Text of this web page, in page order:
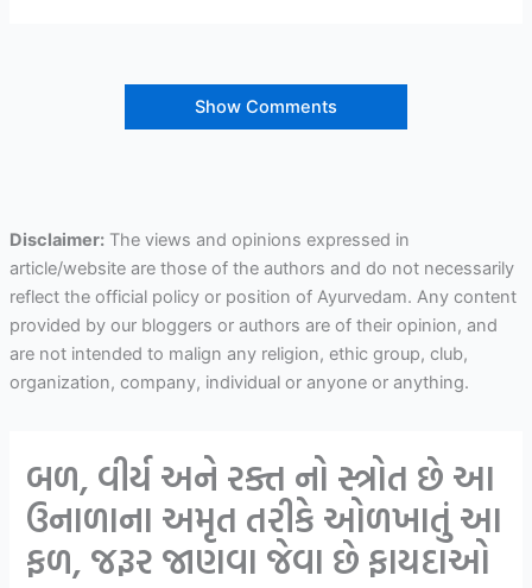
Show Comments
Disclaimer:The views and opinions expressed in
article/website are those of the authors and do not necessarily
reflect the official policy or position of Ayurvedam. Any content
provided by our bloggers or authors are of their opinion, and
are not intended to malign any religion, ethic group, club,
organization, company, individual or anyone or anything.
બળ, વીર્ય અને રક્ત નો સ્ત્રોત છે આ
ઉનાળાના અમૃત તરીકે ઓળખાતું આ
ફળ, જરૂર જાણવા જેવા છે ફાયદાઓ